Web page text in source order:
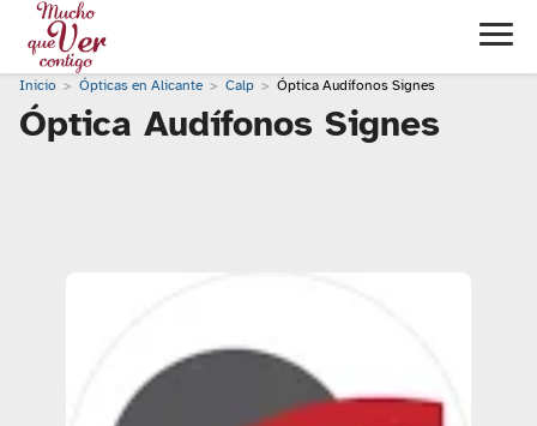
Inicio Ópticas en Alicante Calp Óptica Audífonos Signes
Óptica Audífonos Signes